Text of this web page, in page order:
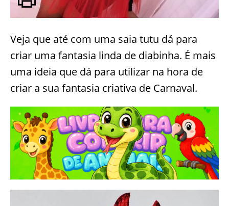
Veja que até com uma saia tutu dá para
criar uma fantasia linda de diabinha. É mais
uma ideia que dá para utilizar na hora de
criar a sua fantasia criativa de Carnaval.